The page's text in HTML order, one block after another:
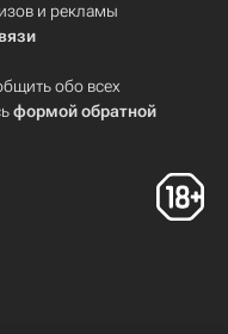
и рекламы
обо всех
формой обратной